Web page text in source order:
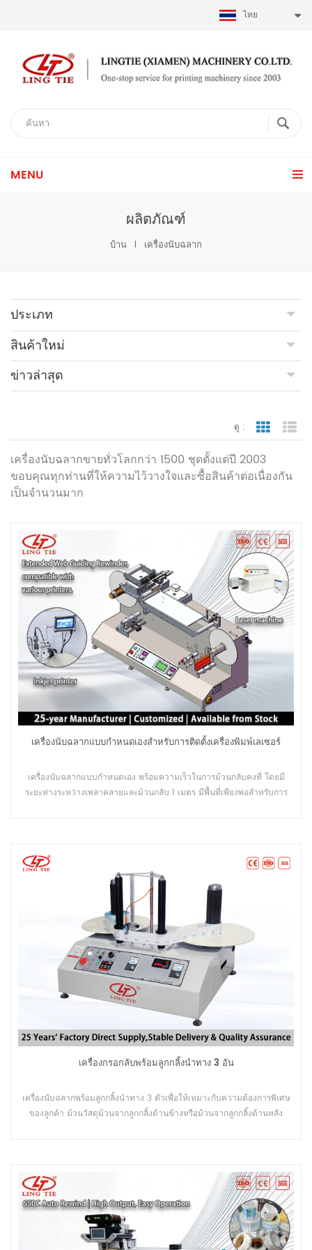
ไทย
MENU
ผลิตภัณฑ์
บ้าน เครื่องนับฉลาก
ประเภท
สินค้าใหม่
ข่าวล่าสุด
ดู : มุมมองต
เครื่องนับฉลากขายทั่วโลกกว่า 1500 ชุดตั้งแต่ปี 2003
ขอบคุณทุกท่านที่ให้ความไว้วางใจและซื้อสินค้าต่อเนื่องกัน
เป็นจำนวนมาก
เครื่องนับฉลากแบบกำหนดเองสำหรับการติดตั้งเครื่องพิมพ์เลเซอร์
เครื่องนับฉลากแบบกำหนดเอง พร้อมความเร็วในการม้วนกลับคงที่ โดยมี
ระยะห่างระหว่างเพลาคลายและม้วนกลับ 1 เมตร มีพื้นที่เพียงพอสำหรับการ
เครื่องกรอกลับพร้อมลูกกลิ้งนำทาง 3 อัน
เครื่องนับฉลากพร้อมลูกกลิ้งนำทาง 3 ตัวเพื่อให้เหมาะกับความต้องการพิเศษ
ของลูกค้า ม้วนวัสดุม้วนจากลูกกลิ้งด้านข้างหรือม้วนจากลูกกลิ้งด้านหลัง